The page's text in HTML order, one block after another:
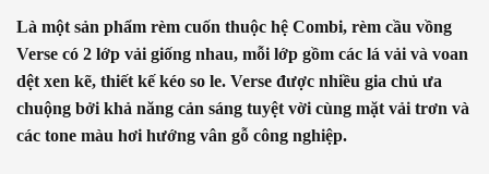
Là một sản phẩm rèm cuốn thuộc hệ Combi, rèm cầu vồng
Verse có 2 lớp vải giống nhau, mỗi lớp gồm các lá vải và voan
dệt xen kẽ, thiết kế kéo so le. Verse được nhiều gia chủ ưa
chuộng bởi khả năng cản sáng tuyệt vời cùng mặt vải trơn và
các tone màu hơi hướng vân gỗ công nghiệp.